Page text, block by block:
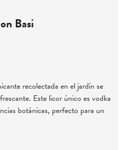
Basi
recolectada en el jardín se
Este licor único es vodka
botánicas, perfecto para un